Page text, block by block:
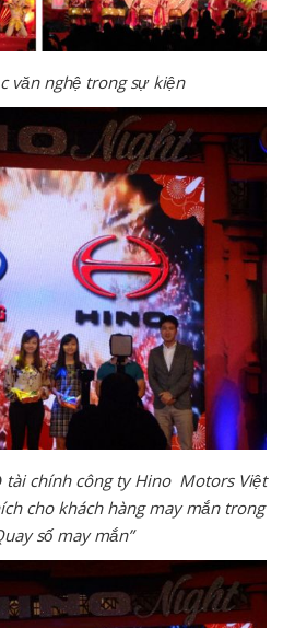
văn nghệ trong sự kiện
tài chính công ty Hino Motors Việt
cho khách hàng may mắn trong
số may mắn”